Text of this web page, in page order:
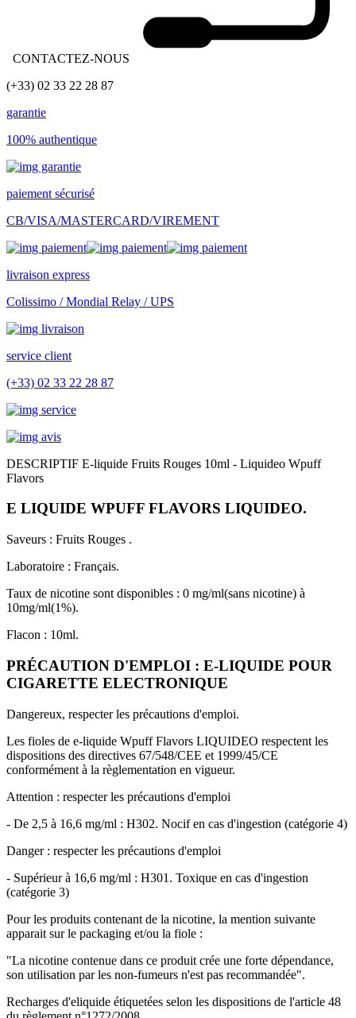
CONTACTEZ-NOUS
(+33) 02 33 22 28 87
garantie
100% authentique
paiement sécurisé
CB/VISA/MASTERCARD/VIREMENT
livraison express
Colissimo / Mondial Relay / UPS
service client
(+33) 02 33 22 28 87
DESCRIPTIF E-liquide Fruits Rouges 10ml - Liquideo Wpuff
Flavors
E LIQUIDE WPUFF FLAVORS LIQUIDEO.
Saveurs : Fruits Rouges .
Laboratoire : Français.
Taux de nicotine sont disponibles : 0 mg/ml(sans nicotine) à
10mg/ml(1%).
Flacon : 10ml.
PRÉCAUTION D'EMPLOI : E-LIQUIDE POUR
CIGARETTE ELECTRONIQUE
Dangereux, respecter les précautions d'emploi.
Les fioles de e-liquide Wpuff Flavors LIQUIDEO respectent les
dispositions des directives 67/548/CEE et 1999/45/CE
conformément à la règlementation en vigueur.
Attention : respecter les précautions d'emploi
- De 2,5 à 16,6 mg/ml : H302. Nocif en cas d'ingestion (catégorie 4)
Danger : respecter les précautions d'emploi
- Supérieur à 16,6 mg/ml : H301. Toxique en cas d'ingestion
(catégorie 3)
Pour les produits contenant de la nicotine, la mention suivante
apparait sur le packaging et/ou la fiole :
"La nicotine contenue dans ce produit crée une forte dépendance,
son utilisation par les non-fumeurs n'est pas recommandée".
Recharges d'eliquide étiquetées selon les dispositions de l'article 48